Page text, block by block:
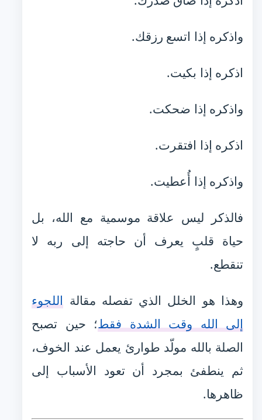
واذكره إذا اتسع رزقك.
اذكره إذا بكيت.
واذكره إذا ضحكت.
اذكره إذا افتقرت.
واذكره إذا أُعطيت.
فالذكر ليس علاقة موسمية مع الله، بل
حياة قلبٍ يعرف أن حاجته إلى ربه لا
تنقطع.
وهذا هو الخلل الذي تفصله مقالة اللجوء
إلى الله وقت الشدة فقط؛ حين تصبح
الصلة بالله مولّد طوارئ يعمل عند الخوف،
ثم ينطفئ بمجرد أن تعود الأسباب إلى
ظاهرها.